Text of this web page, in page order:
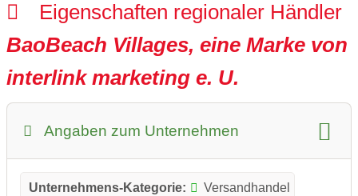
Eigenschaften regionaler Händler
BaoBeach Villages, eine Marke von
interlink marketing e. U.
Angaben zum Unternehmen
Unternehmens-Kategorie: Versandhandel